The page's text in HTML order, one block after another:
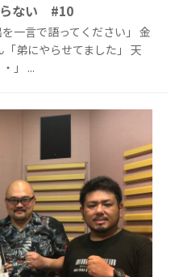
らない #10
一言で語ってください」 金
弟にやらせてました」 天
」 ...